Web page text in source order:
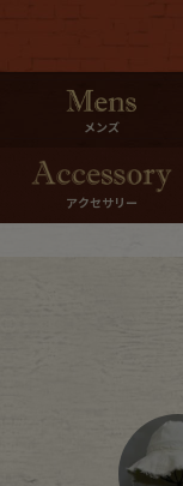
500pt＆10％Off
特
メンズ
アクセサリー